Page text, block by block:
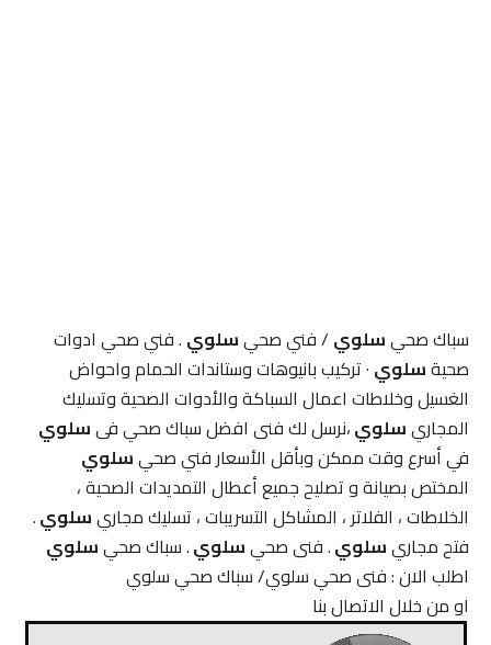
سباك صحيسلوي/ فني صحيسلوي. فني صحي ادوات
صحيةسلوي· تركيب بانيوهات وستاندات الحمام واحواض
الغسيل وخلاطات اعمال السباكة والأدوات الصحية وتسليك
المجاريسلوي،نرسل لك فنى افضل سباك صحي فىسلوي
في أسرع وقت ممكن وبأقل الأسعار فني صحيسلوي
المختص بصيانة و تصليح جميع أعطال التمديدات الصحية ،
الخلاطات ، الفلاتر ، المشاكل التسريبات ، تسليك مجاريسلوي.
فتح مجاريسلوي. فنى صحيسلوي. سباك صحيسلوي
اطلب الان : فنى صحي سلوي/ سباك صحي سلوي
او من خلال الاتصال بنا